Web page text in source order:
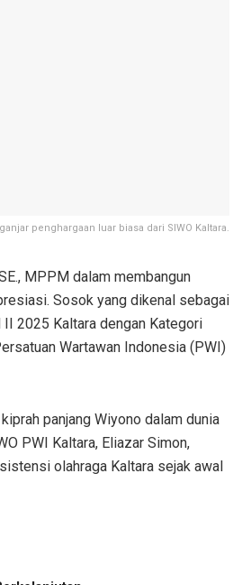
penghargaan luar biasa dari SIWO Kaltara.
MPPM dalam membangun
Sosok yang dikenal sebagai
2025 Kaltara dengan Kategori
Wartawan Indonesia (PWI)
panjang Wiyono dalam dunia
PWI Kaltara, Eliazar Simon,
olahraga Kaltara sejak awal